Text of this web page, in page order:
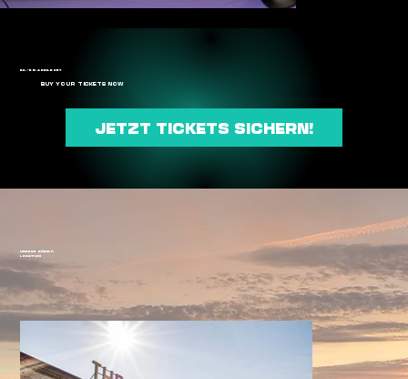
24. - 25. APRIL 2027
BUY YOUR TICKETS NOW
JETZT TICKETS SICHERN!
UNSERE ZÜRICH
LOCATION